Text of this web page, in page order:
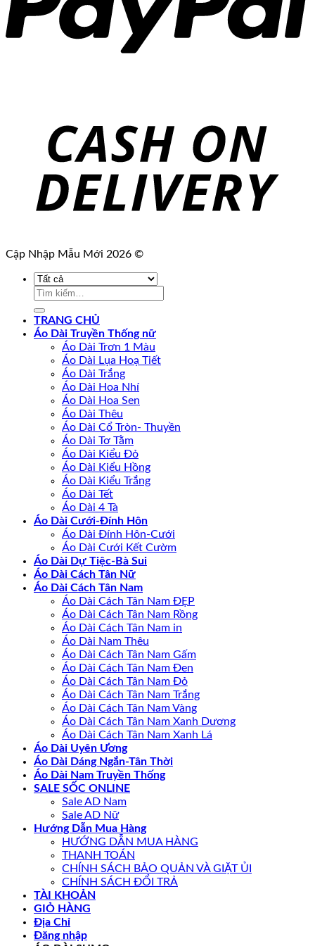
Cập Nhập Mẫu Mới 2026 ©
Tìm
TRANG CHỦ
Áo Dài Truyền Thống nữ
Áo Dài Trơn 1 Màu
Áo Dài Lụa Hoạ Tiết
Áo Dài Trắng
Áo Dài Hoa Nhí
Áo Dài Hoa Sen
Áo Dài Thêu
Áo Dài Cổ Tròn- Thuyền
Áo Dài Tơ Tằm
Áo Dài Kiểu Đỏ
Áo Dài Kiểu Hồng
Áo Dài Kiểu Trắng
Áo Dài Tết
Áo Dài 4 Tà
Áo Dài Cưới-Đính Hôn
Áo Dài Đính Hôn-Cưới
Áo Dài Cưới Kết Cườm
Áo Dài Dự Tiệc-Bà Sui
Áo Dài Cách Tân Nữ
Áo Dài Cách Tân Nam
Áo Dài Cách Tân Nam ĐẸP
Áo Dài Cách Tân Nam Rồng
Áo Dài Cách Tân Nam in
Áo Dài Nam Thêu
Áo Dài Cách Tân Nam Gấm
Áo Dài Cách Tân Nam Đen
Áo Dài Cách Tân Nam Đỏ
Áo Dài Cách Tân Nam Trắng
Áo Dài Cách Tân Nam Vàng
Áo Dài Cách Tân Nam Xanh Dương
Áo Dài Cách Tân Nam Xanh Lá
Áo Dài Uyên Ương
Áo Dài Dáng Ngắn-Tân Thời
Áo Dài Nam Truyền Thống
SALE SỐC ONLINE
Sale AD Nam
Sale AD Nữ
Hướng Dẫn Mua Hàng
HƯỚNG DẪN MUA HÀNG
THANH TOÁN
CHÍNH SÁCH BẢO QUẢN VÀ GIẶT ỦI
CHÍNH SÁCH ĐỔI TRẢ
TÀI KHOẢN
GIỎ HÀNG
Địa Chỉ
Đăng nhập